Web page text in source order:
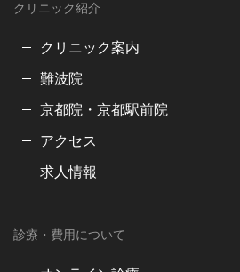
クリニック紹介
クリニック案内
難波院
京都院・京都駅前院
アクセス
求人情報
診療・費用について